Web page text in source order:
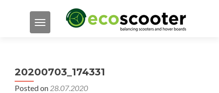
TOGGLE NAVIGATION
20200703_174331
Posted on 28.07.2020